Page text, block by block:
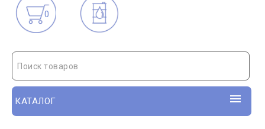
0
Поиск товаров
КАТАЛОГ